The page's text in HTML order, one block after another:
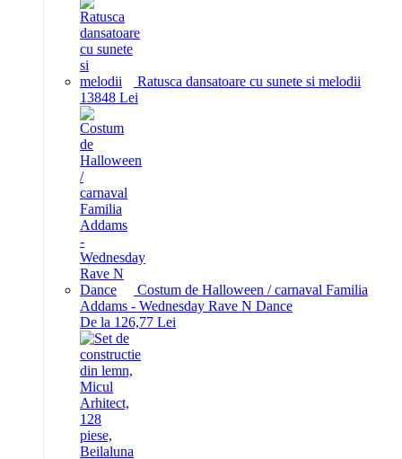
Ratusca dansatoare cu sunete si melodii
13848 Lei
Costum de Halloween / carnaval Familia
Addams - Wednesday Rave N Dance
De la 126,77 Lei